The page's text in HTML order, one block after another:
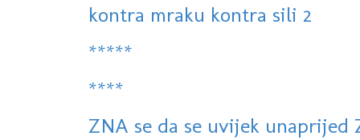
kontra mraku kontra sili 2
*****
****
ZNA se da se uvijek unaprijed